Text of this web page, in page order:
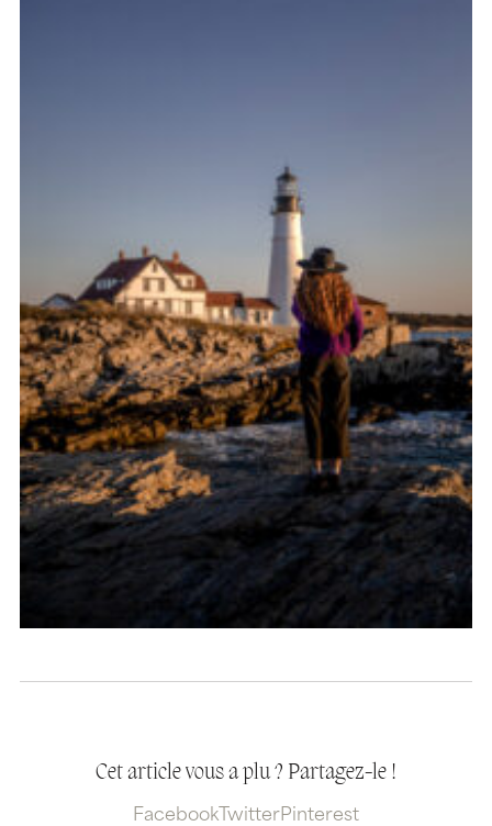
Cet article vous a plu ? Partagez-le !
Facebook TwitterPinterest